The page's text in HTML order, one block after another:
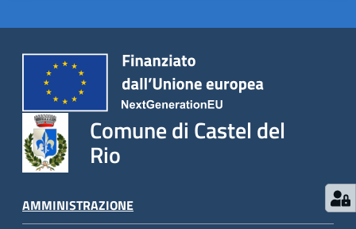
Comune di Castel del
Rio
AMMINISTRAZIONE